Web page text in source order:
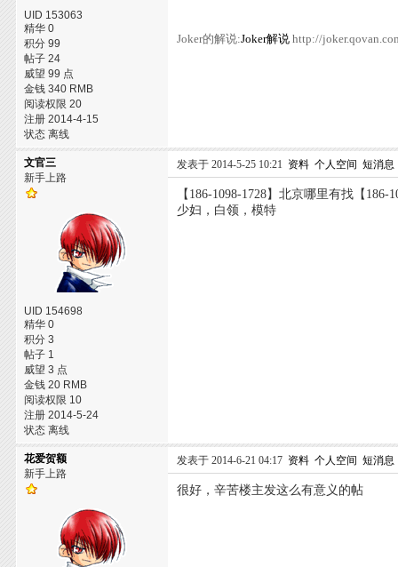
UID 153063
精华 0
积分 99
帖子 24
威望 99 点
金钱 340 RMB
阅读权限 20
注册 2014-4-15
状态 离线
Joker的解说:Joker解说 http://
文官三
新手上路
UID 154698
精华 0
积分 3
帖子 1
威望 3 点
金钱 20 RMB
阅读权限 10
注册 2014-5-24
状态 离线
发表于 2014-5-25 10:21 资料 个人空间 短消息
【186-1098-1728】北京哪里有找【
少妇，白领，模特
花爱贺额
新手上路
发表于 2014-6-21 04:17 资料 个人空间 短消息
很好，辛苦楼主发这么有意义的帖